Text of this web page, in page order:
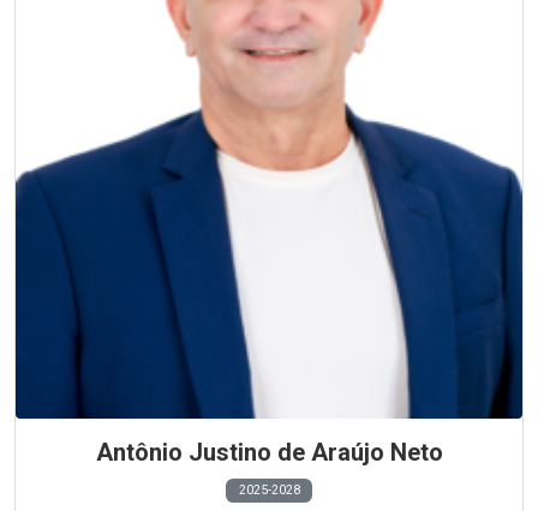
Antônio Justino de Araújo Neto
2025-2028